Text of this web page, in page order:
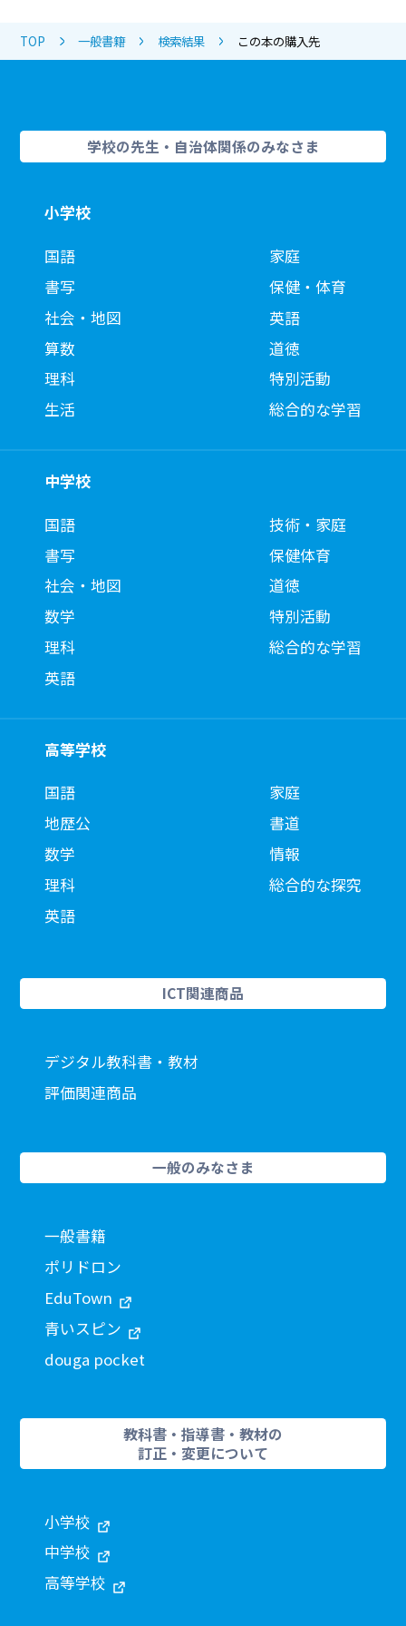
TOP 一般書籍 検索結果 この本の購入先
学校の先生・自治体関係のみなさま
小学校
国語
書写
社会・地図
算数
理科
生活
家庭
保健・体育
英語
道徳
特別活動
総合的な学習
中学校
国語
書写
社会・地図
数学
理科
英語
技術・家庭
保健体育
道徳
特別活動
総合的な学習
高等学校
国語
地歴公
数学
理科
英語
家庭
書道
情報
総合的な探究
ICT関連商品
デジタル教科書・教材
評価関連商品
一般のみなさま
一般書籍
ポリドロン
EduTown
青いスピン
douga pocket
教科書・指導書・教材の
訂正・変更について
小学校
中学校
高等学校